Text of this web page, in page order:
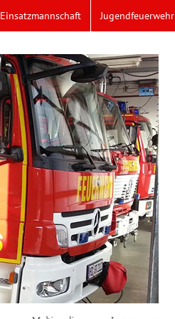
Einsatzmannschaft Jugendfeuerwehr